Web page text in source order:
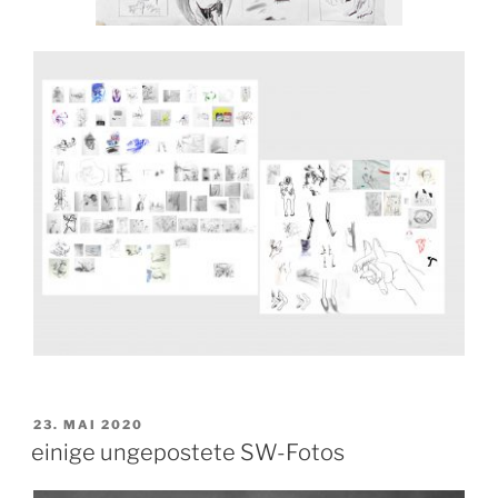
VERÖFFENTLICHT
AM
23. MAI 2020
einige ungepostete SW-Fotos